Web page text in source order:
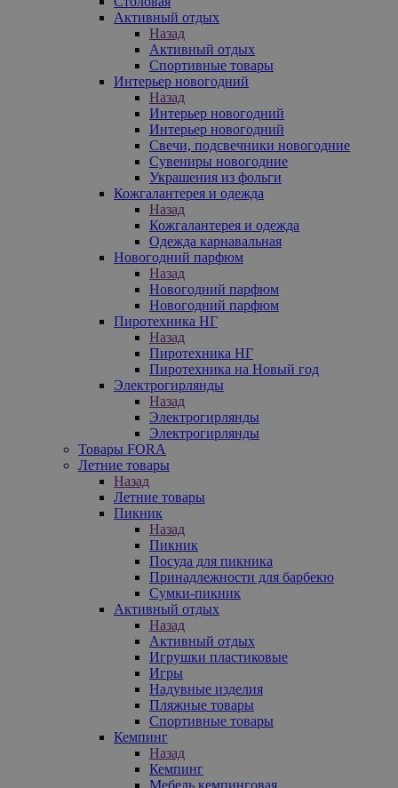
Активный отдых
Назад
Активный отдых
Спортивные товары
Интерьер новогодний
Назад
Интерьер новогодний
Интерьер новогодний
Свечи, подсвечники новогодние
Сувениры новогодние
Украшения из фольги
Кожгалантерея и одежда
Назад
Кожгалантерея и одежда
Одежда карнавальная
Новогодний парфюм
Назад
Новогодний парфюм
Новогодний парфюм
Пиротехника НГ
Назад
Пиротехника НГ
Пиротехника на Новый год
Электрогирлянды
Назад
Электрогирлянды
Электрогирлянды
Товары FORA
Летние товары
Назад
Летние товары
Пикник
Назад
Пикник
Посуда для пикника
Принадлежности для барбекю
Сумки-пикник
Активный отдых
Назад
Активный отдых
Игрушки пластиковые
Игры
Надувные изделия
Пляжные товары
Спортивные товары
Кемпинг
Назад
Кемпинг
Мебель кемпинговая